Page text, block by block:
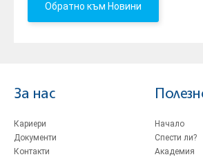
Обратно към Новини
За нас
Кариери
Документи
Контакти
Начало
Спести ли?
Академия